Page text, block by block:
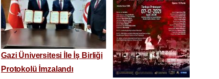
Gazi Üniversitesi İle İş Birliği
Protokolü İmzalandı